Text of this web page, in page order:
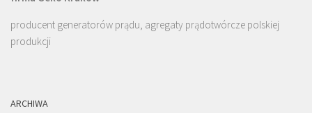
producent generatorów prądu, agregaty prądotwórcze polskiej
produkcji
ARCHIWA